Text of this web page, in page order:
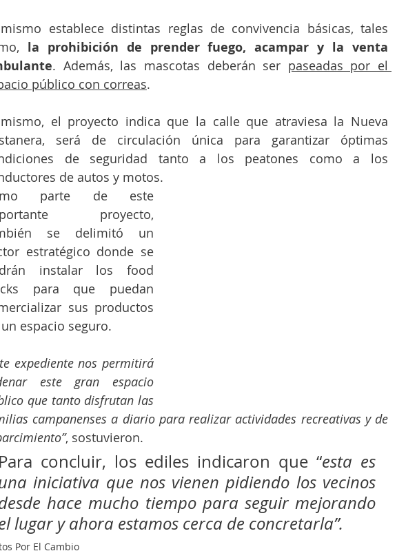
establece distintas reglas de convivencia básicas, tales
la prohibición de prender fuego, acampar y la venta
. Además, las mascotas deberán ser paseadas por el
público con correas.
el proyecto indica que la calle que atraviesa la Nueva
será de circulación única para garantizar óptimas
de seguridad tanto a los peatones como a los
de autos y motos.
parte de este
proyecto,
se delimitó un
estratégico donde se
instalar los food
para que puedan
sus productos
espacio seguro.
expediente nos permitirá
este gran espacio
que tanto disfrutan las
campanenses a diario para realizar actividades recreativas y de
, sostuvieron.
Para concluir, los ediles indicaron que “esta es
iniciativa que nos vienen pidiendo los vecinos
hace mucho tiempo para seguir mejorando
lugar y ahora estamos cerca de concretarla”.
Por El Cambio